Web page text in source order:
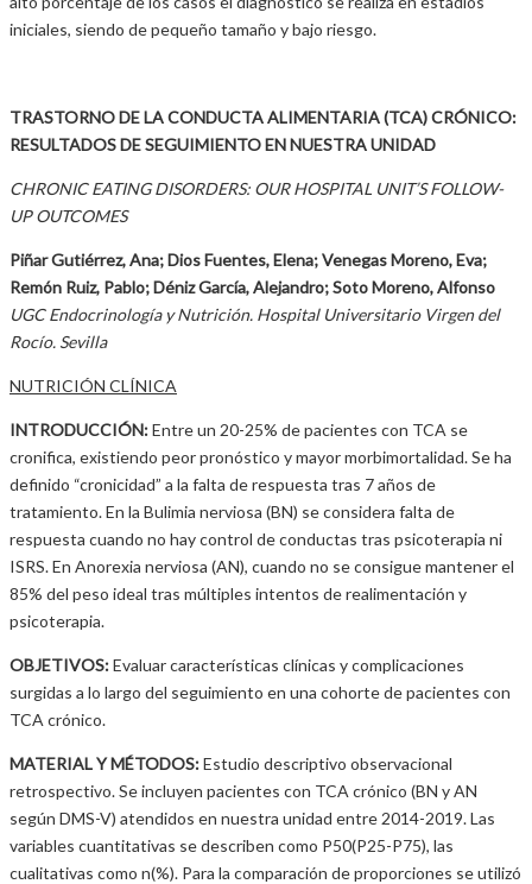
iniciales, siendo de pequeño tamaño y bajo riesgo.
TRASTORNO DE LA CONDUCTA ALIMENTARIA (TCA) CRÓNICO:
RESULTADOS DE SEGUIMIENTO EN NUESTRA UNIDAD
CHRONIC EATING DISORDERS: OUR HOSPITAL UNIT’S FOLLOW-
UP OUTCOMES
Piñar Gutiérrez, Ana; Dios Fuentes, Elena; Venegas Moreno, Eva;
Remón Ruiz, Pablo; Déniz García, Alejandro; Soto Moreno, Alfonso
UGC Endocrinología y Nutrición. Hospital Universitario Virgen del
Rocío. Sevilla
NUTRICIÓN CLÍNICA
INTRODUCCIÓN:Entre un 20-25% de pacientes con TCA se
cronifica, existiendo peor pronóstico y mayor morbimortalidad. Se ha
definido “cronicidad” a la falta de respuesta tras 7 años de
tratamiento. En la Bulimia nerviosa (BN) se considera falta de
respuesta cuando no hay control de conductas tras psicoterapia ni
ISRS. En Anorexia nerviosa (AN), cuando no se consigue mantener el
85% del peso ideal tras múltiples intentos de realimentación y
psicoterapia.
OBJETIVOS:Evaluar características clínicas y complicaciones
surgidas a lo largo del seguimiento en una cohorte de pacientes con
TCA crónico.
MATERIAL Y MÉTODOS:Estudio descriptivo observacional
retrospectivo. Se incluyen pacientes con TCA crónico (BN y AN
según DMS-V) atendidos en nuestra unidad entre 2014-2019. Las
variables cuantitativas se describen como P50(P25-P75), las
cualitativas como n(%). Para la comparación de proporciones se utilizó